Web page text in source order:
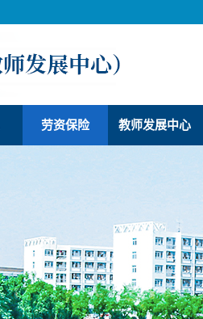
劳资保险 教师发展中心